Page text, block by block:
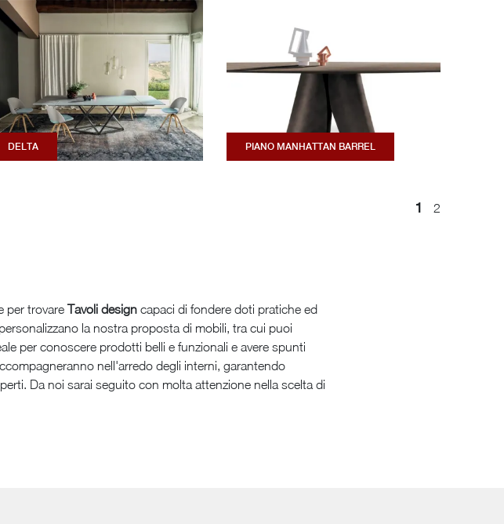
DELTA PIANO MANHATTAN BARREL
1 2
per trovare Tavoli design capaci di fondere doti pratiche ed
la nostra proposta di mobili, tra cui puoi
per conoscere prodotti belli e funzionali e avere spunti
nell'arredo degli interni, garantendo
Da noi sarai seguito con molta attenzione nella scelta di